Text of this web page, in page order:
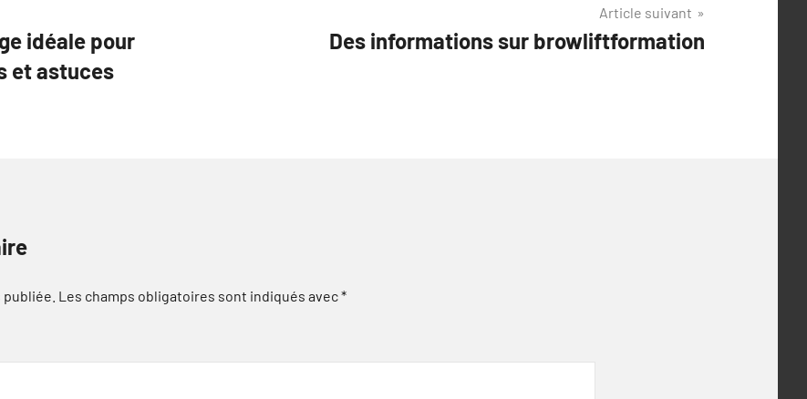
idéale pour
et astuces
Article suivant
Des informations sur browliftformation
Les champs obligatoires sont indiqués avec*